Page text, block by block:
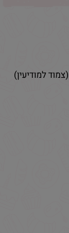
למודיעין)